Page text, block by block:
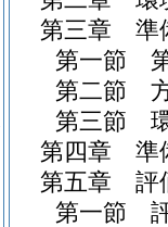
第三章
準
第一節
第二節
第三節
第四章
準
第五章
評
第一節